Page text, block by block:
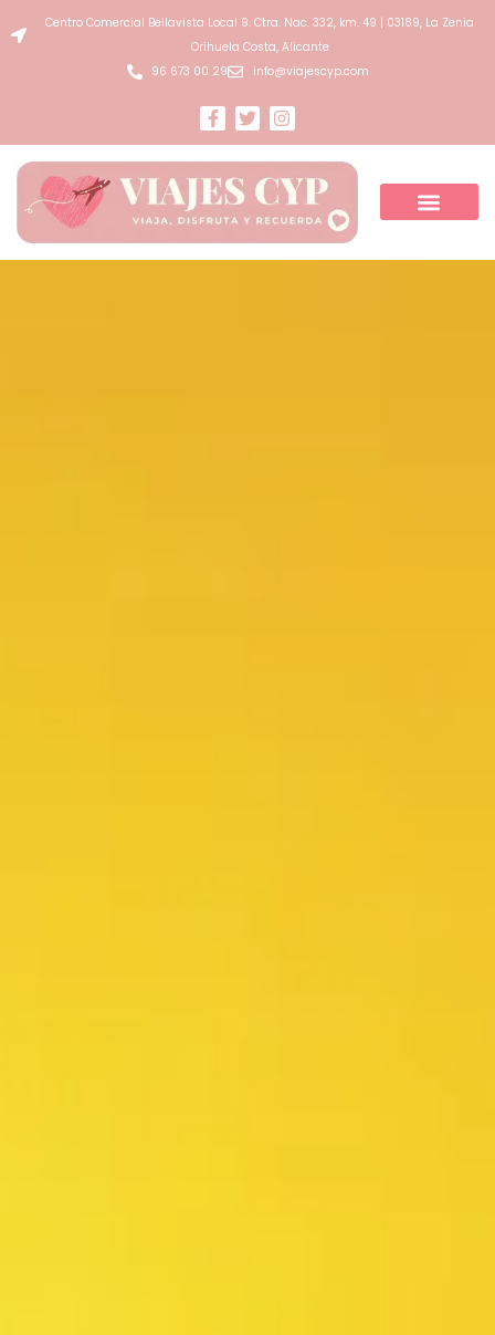
Centro Comercial Bellavista Local 9. Ctra. Nac. 332, km. 49 | 03189, La Zenia
Orihuela Costa, Alicante
96 673 00 29
info@viajescyp.com
F
a
c
e
b
o
o
k
-
T
w
i
t
e
r
I
n
s
t
a
g
r
a
m